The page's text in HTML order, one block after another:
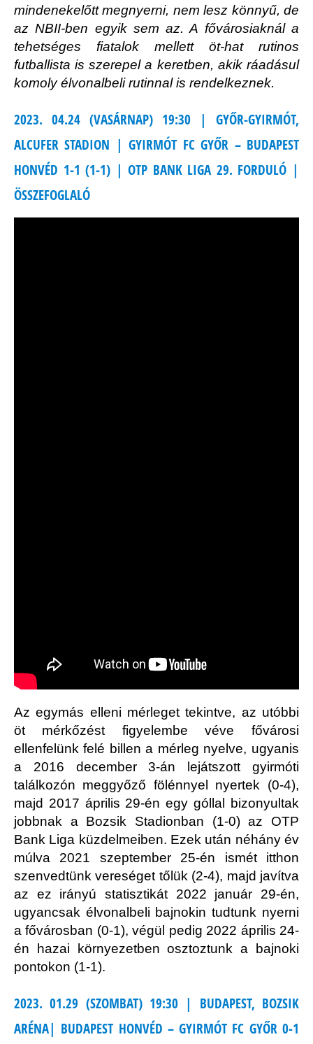
mindenekelőtt megnyerni, nem lesz könnyű, de
az NBII-ben egyik sem az. A fővárosiaknál a
tehetséges fiatalok mellett öt-hat rutinos
futballista is szerepel a keretben, akik ráadásul
komoly élvonalbeli rutinnal is rendelkeznek.
2023. 04.24 (VASÁRNAP) 19:30 | GYŐR-GYIRMÓT,
ALCUFER STADION | GYIRMÓT FC GYŐR – BUDAPEST
HONVÉD 1-1 (1-1) | OTP BANK LIGA 29. FORDULÓ |
ÖSSZEFOGLALÓ
Az egymás elleni mérleget tekintve, az utóbbi
öt mérkőzést figyelembe véve fővárosi
ellenfelünk felé billen a mérleg nyelve, ugyanis
a 2016 december 3-án lejátszott gyirmóti
találkozón meggyőző fölénnyel nyertek (0-4),
majd 2017 április 29-én egy góllal bizonyultak
jobbnak a Bozsik Stadionban (1-0) az OTP
Bank Liga küzdelmeiben. Ezek után néhány év
múlva 2021 szeptember 25-én ismét itthon
szenvedtünk vereséget tőlük (2-4), majd javítva
az ez irányú statisztikát 2022 január 29-én,
ugyancsak élvonalbeli bajnokin tudtunk nyerni
a fővárosban (0-1), végül pedig 2022 április 24-
én hazai környezetben osztoztunk a bajnoki
pontokon (1-1).
2023. 01.29 (SZOMBAT) 19:30 | BUDAPEST, BOZSIK
ARÉNA| BUDAPEST HONVÉD – GYIRMÓT FC GYŐR 0-1